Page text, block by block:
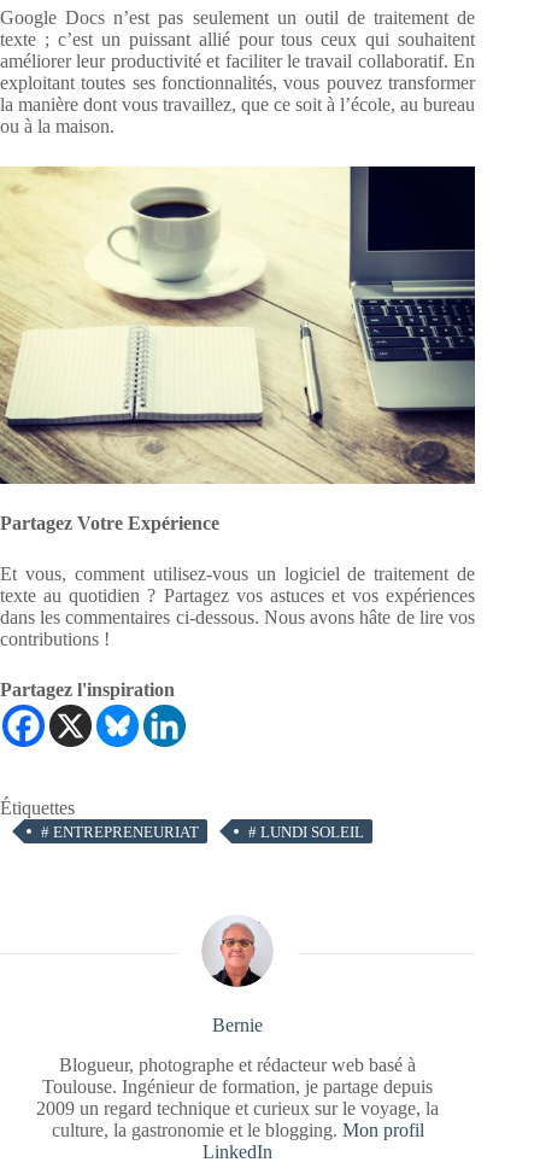
Google Docs n’est pas seulement un outil de traitement de
texte ; c’est un puissant allié pour tous ceux qui souhaitent
améliorer leur productivité et faciliter le travail collaboratif. En
exploitant toutes ses fonctionnalités, vous pouvez transformer
la manière dont vous travaillez, que ce soit à l’école, au bureau
ou à la maison.
Partagez Votre Expérience
Et vous, comment utilisez-vous un logiciel de traitement de
texte au quotidien ? Partagez vos astuces et vos expériences
dans les commentaires ci-dessous. Nous avons hâte de lire vos
contributions !
Partagez l'inspiration
Étiquettes
# ENTREPRENEURIAT # LUNDI SOLEIL
Bernie
Blogueur, photographe et rédacteur web basé à
Toulouse. Ingénieur de formation, je partage depuis
2009 un regard technique et curieux sur le voyage, la
culture, la gastronomie et le blogging. Mon profil
LinkedIn